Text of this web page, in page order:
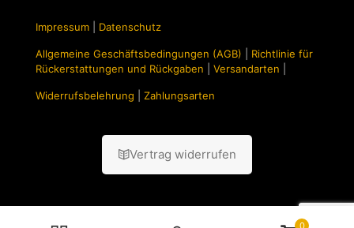
Impressum Datenschutz
Allgemeine Geschäftsbedingungen (AGB)
Richtlinie für
Rückerstattungen und Rückgaben
Versandarten
Widerrufsbelehrung Zahlungsarten
Vertrag widerrufen
0